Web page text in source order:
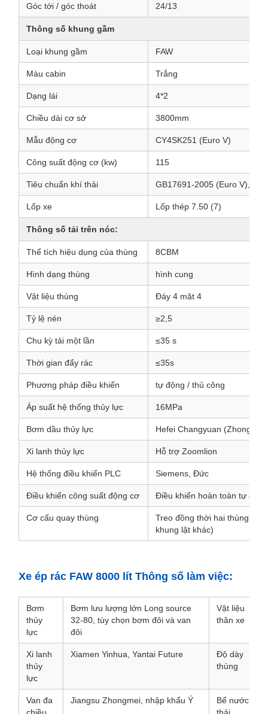
Góc tới / góc thoát 24/13
Thông số khung gầm
Loại khung gầm FAW
Màu cabin Trắng
Dạng lái 4*2
Chiều dài cơ sở 3800mm
Mẫu động cơ CY4SK251 (Euro V)
Công suất động cơ (kw) 115
Tiêu chuẩn khí thải GB17691-2005 (Euro V),
Lốp xe Lốp thép 7.50 (7)
Thông số tải trên nóc:
Thể tích hiệu dụng của thùng 8CBM
Hình dạng thùng hình cung
Vật liệu thùng Đáy 4 mặt 4
Tỷ lệ nén ≥2,5
Chu kỳ tải một lần ≤35 s
Thời gian đẩy rác ≤35s
Phương pháp điều khiển tự động / thủ công
Áp suất hệ thống thủy lực 16MPa
Bơm dầu thủy lực Hefei Changyuan (Zhonglian
Xi lanh thủy lực Hỗ trợ Zoomlion
Hệ thống điều khiển PLC Siemens, Đức
Điều khiển công suất động cơ Điều khiển hoàn toàn tự động
Cơ cấu quay thùng
Treo đồng thời hai thùng rác
khung lật khác)
Xe ép rác FAW 8000 lít Thông số làm việc:
Bơm
thủy
lực
Bơm lưu lượng lớn Long source
32-80, tùy chọn bơm đôi và van
đôi
Vật liệu
thân xe
Xi lanh
thủy
lực
Xiamen Yinhua, Yantai Future
Độ dày
thùng
Van đa
Jiangsu Zhongmei, nhập khẩu Ý
Bể nước